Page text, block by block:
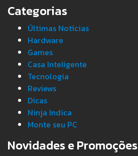
Categorias
Últimas Notícias
Hardware
Games
Casa Inteligente
Tecnologia
Reviews
Dicas
Ninja Indica
Monte seu PC
Novidades e Promoções